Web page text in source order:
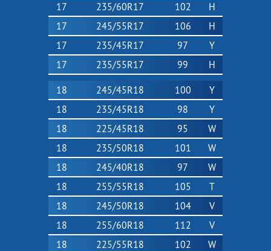
17
235/60R17 102
H
17
245/55R17 106
H
17
235/45R17 97
Y
17
235/55R17 99 H
18 245/45R18 100
Y
18
235/45R18 98
Y
18
225/45R18 95
W
18
235/50R18 101
W
18
245/40R18 97
W
18
255/55R18 105
T
18
245/50R18 104
V
18
255/60R18 112
V
18
225/55R18 102
W